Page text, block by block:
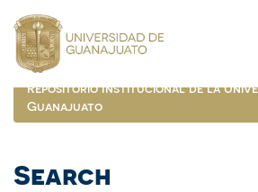
navigation
Repositorio Institucional de la
Guanajuato
Search